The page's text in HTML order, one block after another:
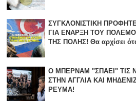
ΣΥΓΚΛΟΝΙΣΤΙΚΗ
ΓΙΑ ΕΝΑΡΞΗ TOY
ΤΗΣ ΠΟΛΗΣ! Θα αρχίσει
Ο ΜΠΕΡΝΑΜ "ΣΠΑΕΙ" ΤΙΣ
ΣΤΗΝ ΑΓΓΛΙΑ KAI
ΡΕΥΜΑ!